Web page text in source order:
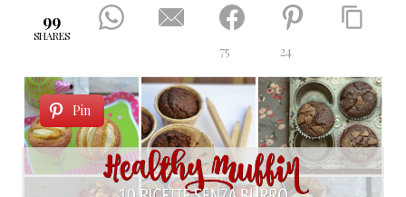
99
SHARES
75 24
Pin